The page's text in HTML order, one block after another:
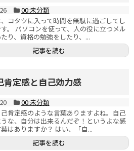
00:未分類
コタツに入って時間を無駄に過ごしてし
。 パソコンを使って、人の役に立つメル
り、資格の勉強をしたり、...
記事を読む
肯定感と自己効力感
00:未分類
肯定感のような言葉ありますよね。自己
な、自分は出来るんだぞ！というよな感
はありますか？ はい、「自...
記事を読む